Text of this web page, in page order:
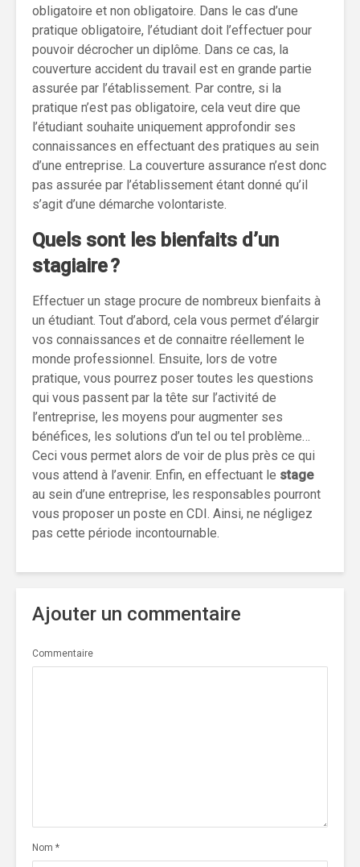
obligatoire et non obligatoire. Dans le cas d’une
pratique obligatoire, l’étudiant doit l’effectuer pour
pouvoir décrocher un diplôme. Dans ce cas, la
couverture accident du travail est en grande partie
assurée par l’établissement. Par contre, si la
pratique n’est pas obligatoire, cela veut dire que
l’étudiant souhaite uniquement approfondir ses
connaissances en effectuant des pratiques au sein
d’une entreprise. La couverture assurance n’est donc
pas assurée par l’établissement étant donné qu’il
s’agit d’une démarche volontariste.
Quels sont les bienfaits d’un
stagiaire ?
Effectuer un stage procure de nombreux bienfaits à
un étudiant. Tout d’abord, cela vous permet d’élargir
vos connaissances et de connaitre réellement le
monde professionnel. Ensuite, lors de votre
pratique, vous pourrez poser toutes les questions
qui vous passent par la tête sur l’activité de
l’entreprise, les moyens pour augmenter ses
bénéfices, les solutions d’un tel ou tel problème…
Ceci vous permet alors de voir de plus près ce qui
vous attend à l’avenir. Enfin, en effectuant le stage
au sein d’une entreprise, les responsables pourront
vous proposer un poste en CDI. Ainsi, ne négligez
pas cette période incontournable.
Ajouter un commentaire
Commentaire
Nom *